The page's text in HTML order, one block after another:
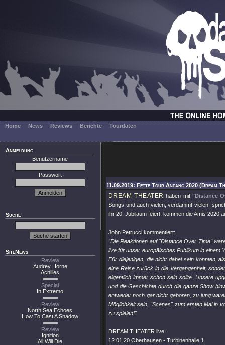
Home News Reviews Berichte Tourdaten
Anmeldung
Benutzername
Passwort
Suche
SiteNews
Review
Audrey Horne
Achilles
Special
In Extremo
Review
North Sea Echoes
How To Cast A Shadow
Review
Ignition
All Will Die
11.09.2019: Fette Tour Anfang 2020 (Dream
DREAM THEATER haben mit"Distance
Songs und auch vielen, verdammt vielen,
ihr 20. Jubiläum feiert, kommen die Amis 2020
John Petrucci kommentiert:
"Die Reaktionen auf "Distance Over Time"
live für unser europäisches Publikum in einem
Für diejenigen, die nicht dabei sein konnten,
eine Reise zurück in die Vergangenheit,
eigentlich immer schon sein sollte. Unsere
und die Geschichte durch die ganze Show
entweder noch gar nicht geboren, zu jung
Möglichkeit sein, "Scenes" zum ersten Mal in
zu spielen!"
DREAM THEATER live:
12.01.20 Oberhausen - Turbinenhalle 1